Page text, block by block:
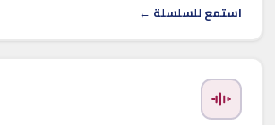
استمع للسلسلة ←